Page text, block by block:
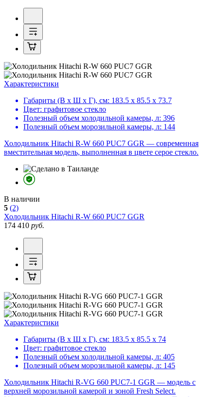
Характеристики
Габариты (В х Ш х Г), см: 183.5 х 85.5 х 73.7
Цвет: графитовое стекло
Полезный объем холодильной камеры, л: 396
Полезный объем морозильной камеры, л: 144
Холодильник Hitachi R-W 660 PUC7 GGR — современная
вместительная модель, выполненная в цвете серое стекло.
В наличии
5 (2)
Холодильник Hitachi R-W 660 PUC7 GGR
174 410 руб.
Характеристики
Габариты (В х Ш х Г), см: 183.5 х 85.5 х 74
Цвет: графитовое стекло
Полезный объем холодильной камеры, л: 405
Полезный объем морозильной камеры, л: 145
Холодильник Hitachi R-VG 660 PUC7-1 GGR — модель с
верхней морозильной камерой и зоной Fresh Select.